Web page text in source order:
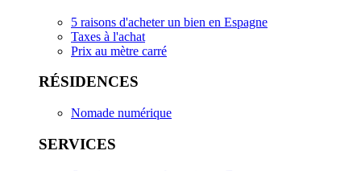
5 raisons d'acheter un bien en Espagne
Taxes à l'achat
Prix au mètre carré
RÉSIDENCES
Nomade numérique
SERVICES